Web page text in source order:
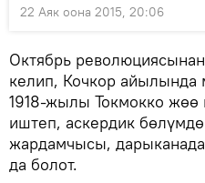
22 Аяк оона 2015, 20:06
Октябрь
келип, Кочкор
1918-жылы Токмокко жөө
иштеп, аскердик
жардамчысы,
да болот.